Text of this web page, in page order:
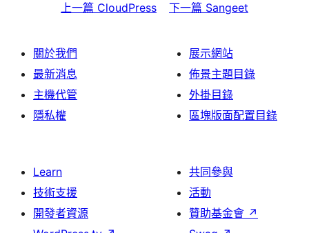
上一篇 CloudPress 下一篇 Sangeet
關於我們
最新消息
主機代管
隱私權
展示網站
佈景主題目錄
外掛目錄
區塊版面配置目錄
Learn
技術支援
開發者資源
共同參與
活動
贊助基金會 ↗